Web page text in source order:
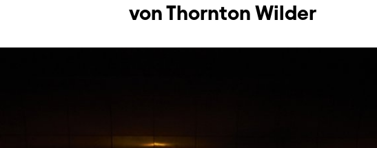
von Thornton Wilder